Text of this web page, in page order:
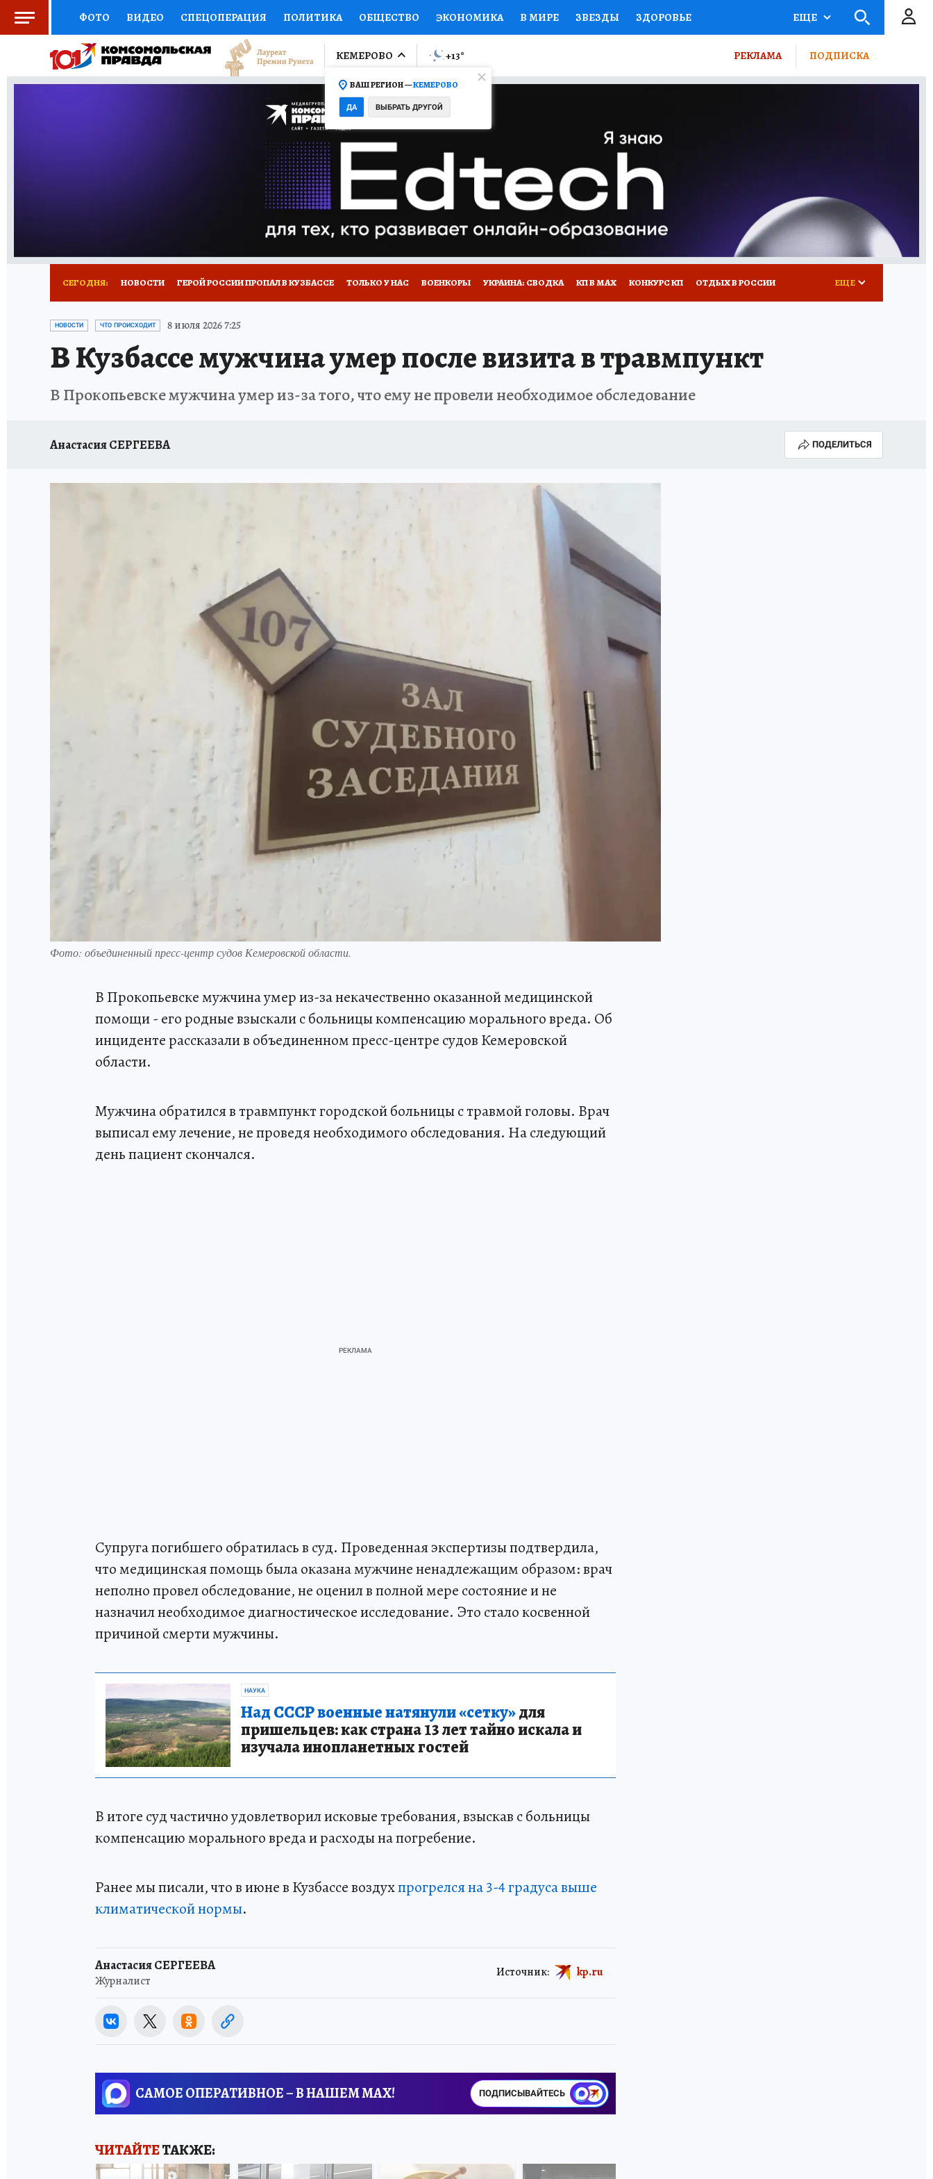
ФОТО ВИДЕО СПЕЦОПЕРАЦИЯ ПОЛИТИКА ОБЩЕСТВО ЭКОНОМИКА В МИРЕ ЗВЕЗДЫ ЗДОРОВЬЕ
СОЦПОДДЕРЖКА НАУКА СПОРТ КОЛУМНИСТЫ ПРОИСШЕСТВИЯ
ВЫБОР ЭКСПЕРТОВ ДОКТОР ФИНАНСЫ ОТКРЫВАЕМ МИР Я ЗНАЮ СЕМЬЯ ЖЕНСКИЕ СЕКРЕТЫ ПУТЕВОДИТЕЛЬ
ПРОГНОЗЫ НА СПОРТ ПРОМОКОДЫ СЕРИАЛЫ
ТЕЛЕВИЗОР КОНКУРСЫ РАБОТА У НАС ГИД ПОТРЕБИТЕЛЯ
НОВОЕ НА САЙТЕ
ЕЩЕ
КЕМЕРОВО
ВАШ РЕГИОН —КЕМЕРОВО
ДА ВЫБРАТЬ ДРУГОЙ
+13° РЕКЛАМА ПОДПИСКА
СЕГОДНЯ: НОВОСТИ ГЕРОЙ РОССИИ ПРОПАЛ В КУЗБАССЕ ТОЛЬКО У НАС ВОЕНКОРЫ УКРАИНА: СВОДКА КП В МАХ КОНКУРС КП ОТДЫХ В РОССИИ
ЗАПОВЕДНАЯ РОССИЯ ПРОИСШЕСТВИЯ
ЕЩЕ
НОВОСТИ ЧТО ПРОИСХОДИТ 8 июля 2026 7:25
В Кузбассе мужчина умер после визита в травмпункт
В Прокопьевске мужчина умер из-за того, что ему не провели необходимое обследование
Анастасия СЕРГЕЕВА ПОДЕЛИТЬСЯ
Фото: объединенный пресс-центр судов Кемеровской области.
В Прокопьевске мужчина умер из-за некачественно оказанной медицинской
помощи - его родные взыскали с больницы компенсацию морального вреда. Об
инциденте рассказали в объединенном пресс-центре судов Кемеровской
области.
Мужчина обратился в травмпункт городской больницы с травмой головы. Врач
выписал ему лечение, не проведя необходимого обследования. На следующий
день пациент скончался.
Супруга погибшего обратилась в суд. Проведенная экспертизы подтвердила,
что медицинская помощь была оказана мужчине ненадлежащим образом: врач
неполно провел обследование, не оценил в полной мере состояние и не
назначил необходимое диагностическое исследование. Это стало косвенной
причиной смерти мужчины.
НАУКА
Над СССР военные натянули «сетку»для
пришельцев: как страна 13 лет тайно искала и
изучала инопланетных гостей
В итоге суд частично удовлетворил исковые требования, взыскав с больницы
компенсацию морального вреда и расходы на погребение.
Ранее мы писали, что в июне в Кузбассе воздухпрогрелся на 3-4 градуса выше
климатической нормы.
Анастасия СЕРГЕЕВА
Журналист
Источник: kp.ru
САМОЕ ОПЕРАТИВНОЕ – В НАШЕМ MAX! ПОДПИСЫВАЙТЕСЬ
ЧИТАЙТЕТАКЖЕ: